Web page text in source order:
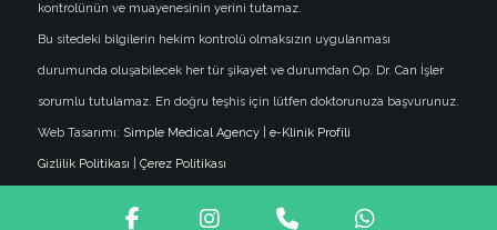
kontrolünün ve muayenesinin yerini tutamaz.
Bu sitedeki bilgilerin hekim kontrolü olmaksızın uygulanması
durumunda oluşabilecek her tür şikayet ve durumdan Op. Dr. Can İşler
sorumlu tutulamaz. En doğru teşhis için lütfen doktorunuza başvurunuz.
Web Tasarımı: Simple Medical Agency| e-Klinik Profili
Gizlilik Politikası Çerez Politikası
FacebookInstagramPhone